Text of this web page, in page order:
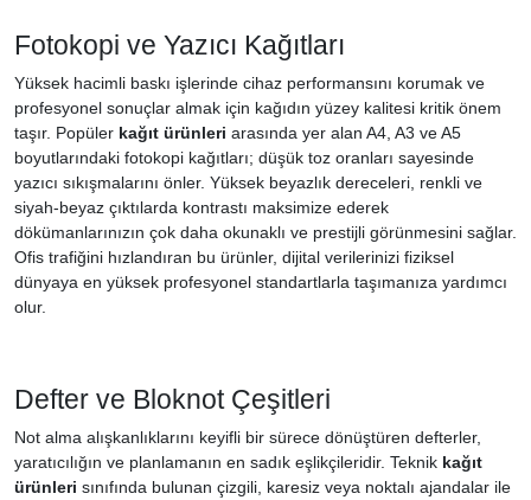
Fotokopi ve Yazıcı Kağıtları
Yüksek hacimli baskı işlerinde cihaz performansını korumak ve
profesyonel sonuçlar almak için kağıdın yüzey kalitesi kritik önem
taşır. Popüler kağıt ürünleri arasında yer alan A4, A3 ve A5
boyutlarındaki fotokopi kağıtları; düşük toz oranları sayesinde
yazıcı sıkışmalarını önler. Yüksek beyazlık dereceleri, renkli ve
siyah-beyaz çıktılarda kontrastı maksimize ederek
dökümanlarınızın çok daha okunaklı ve prestijli görünmesini sağlar.
Ofis trafiğini hızlandıran bu ürünler, dijital verilerinizi fiziksel
dünyaya en yüksek profesyonel standartlarla taşımanıza yardımcı
olur.
Defter ve Bloknot Çeşitleri
Not alma alışkanlıklarını keyifli bir sürece dönüştüren defterler,
yaratıcılığın ve planlamanın en sadık eşlikçileridir. Teknik kağıt
ürünleri sınıfında bulunan çizgili, karesiz veya noktalı ajandalar ile